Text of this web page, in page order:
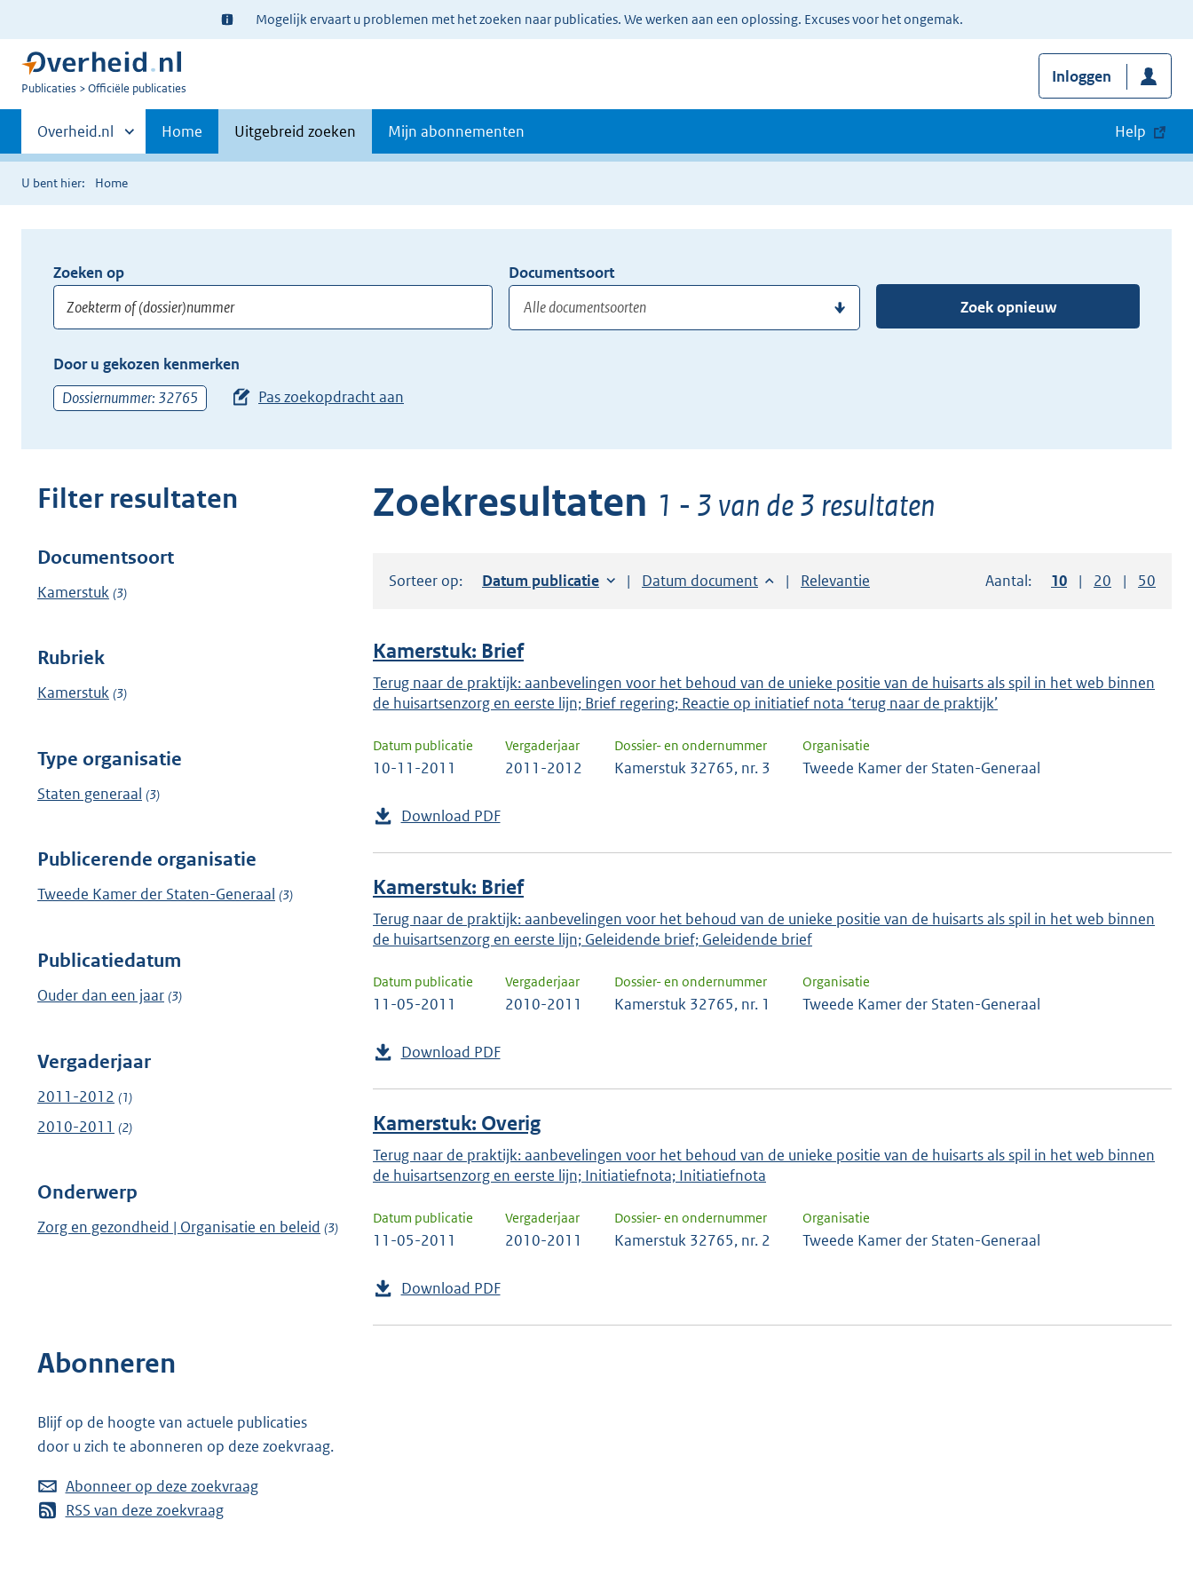
Ter
informatie:
Mogelijk ervaart u problemen met het zoeken naar publicaties. We werken aan een oplossing. Excuses voor het ongemak.
U
Publicaties Officiële publicaties
Inloggen
Primaire
navigatie
Andere
sites
binnen
Overheid.nl Home Uitgebreid zoeken Mijn abonnementen Help
U bent hier: Home
Opnieuw
zoeken:
Zoeken op
of
(dossier)nummer
hier
uw
zoekterm
in
Documentsoort
Gebruik
om
krijgen
suggesties.
Druk
om
om
uw
bevestigen.
Zoek opnieuw
Door u gekozen kenmerken
Dossiernummer: 32765
Pas zoekopdracht aan
Filter resultaten
Filter
resultaten
Documentsoort
Kamerstuk (3)
Rubriek
Kamerstuk (3)
Type organisatie
Staten generaal (3)
Publicerende organisatie
Tweede Kamer der Staten-Generaal (3)
Publicatiedatum
Ouder dan een jaar (3)
Vergaderjaar
2011-2012 (1)
2010-2011 (2)
Onderwerp
Zorg en gezondheid | Organisatie en beleid (3)
Abonneren
Blijf op de hoogte van actuele publicaties
door u zich te abonneren op deze zoekvraag.
Abonneer op deze zoekvraag
RSS van deze zoekvraag
Zoekresultaten 1 - 3 van de 3 resultaten
Sorteer op: Sorteer op:
Datum publicatie Sorteer op:
Datum document Sorteer op:
Relevantie Aantal: Toon
10 resultaten per
Toon
20 resultaten
Toon
50
Kamerstuk: Brief
Terug naar de praktijk: aanbevelingen voor het behoud van de unieke positie van de huisarts als spil in het web binnen
de huisartsenzorg en eerste lijn; Brief regering; Reactie op initiatief nota ‘terug naar de praktijk’
Datum publicatie
10-11-2011
Vergaderjaar
2011-2012
Dossier- en ondernummer
Kamerstuk 32765, nr. 3
Organisatie
Tweede Kamer der Staten-Generaal
Download PDF
Kamerstuk: Brief
Terug naar de praktijk: aanbevelingen voor het behoud van de unieke positie van de huisarts als spil in het web binnen
de huisartsenzorg en eerste lijn; Geleidende brief; Geleidende brief
Datum publicatie
11-05-2011
Vergaderjaar
2010-2011
Dossier- en ondernummer
Kamerstuk 32765, nr. 1
Organisatie
Tweede Kamer der Staten-Generaal
Download PDF
Kamerstuk: Overig
Terug naar de praktijk: aanbevelingen voor het behoud van de unieke positie van de huisarts als spil in het web binnen
de huisartsenzorg en eerste lijn; Initiatiefnota; Initiatiefnota
Datum publicatie
11-05-2011
Vergaderjaar
2010-2011
Dossier- en ondernummer
Kamerstuk 32765, nr. 2
Organisatie
Tweede Kamer der Staten-Generaal
Download PDF